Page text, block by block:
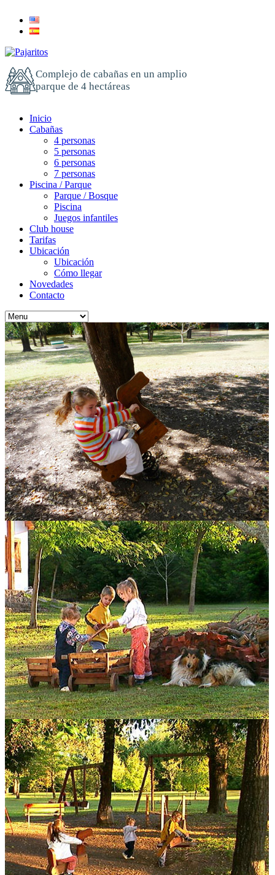
Complejo de cabañas en un amplio
parque de 4 hectáreas
Inicio
Cabañas
4 personas
5 personas
6 personas
7 personas
Piscina / Parque
Parque / Bosque
Piscina
Juegos infantiles
Club house
Tarifas
Ubicación
Ubicación
Cómo llegar
Novedades
Contacto